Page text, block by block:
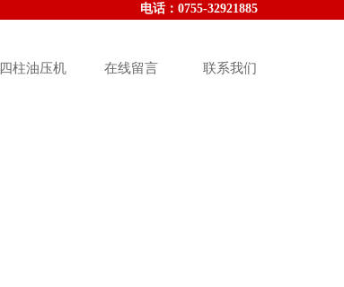
电话： 0755-32921885
电话：010-000-000000
四柱油压机 在线留言 联系我们